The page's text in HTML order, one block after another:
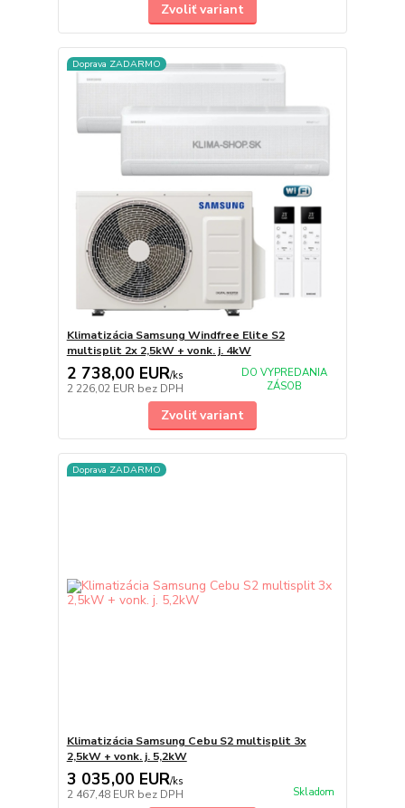
Zvoliť variant
Doprava ZADARMO
Klimatizácia Samsung Windfree Elite S2
multisplit 2x 2,5kW + vonk. j. 4kW
2 738,00 EUR/ks
2 226,02 EUR bez DPH
DO VYPREDANIA
ZÁSOB
Zvoliť variant
Doprava ZADARMO
Klimatizácia Samsung Cebu S2 multisplit 3x
2,5kW + vonk. j. 5,2kW
3 035,00 EUR/ks
2 467,48 EUR bez DPH Skladom